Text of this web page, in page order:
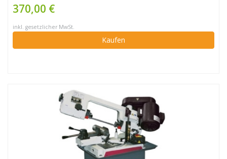
370,00 €
inkl. gesetzlicher MwSt.
Kaufen